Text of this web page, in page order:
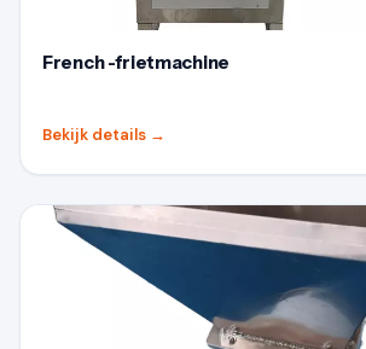
French -frietmachine
Bekijk details →